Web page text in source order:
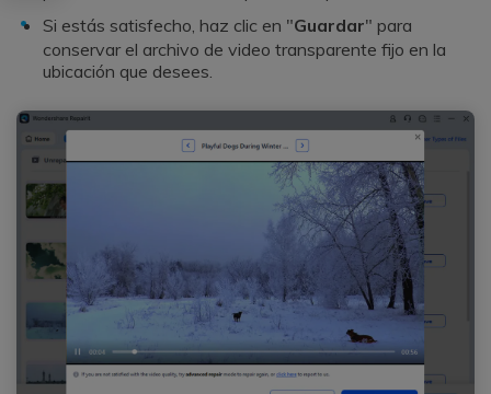
Si estás satisfecho, haz clic en "Guardar" para
conservar el archivo de video transparente fijo en la
ubicación que desees.